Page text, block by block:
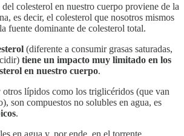
colesterol en nuestro cuerpo proviene de la
es decir, el colesterol que nosotros mismos
fuente dominante de colesterol total.
(diferente a consumir grasas saturadas,
tiene un impacto muy limitado en los
en nuestro cuerpo.
otros lípidos como los triglicéridos (que van
son compuestos no solubles en agua, es
.
en agua y, por ende, en el torrente